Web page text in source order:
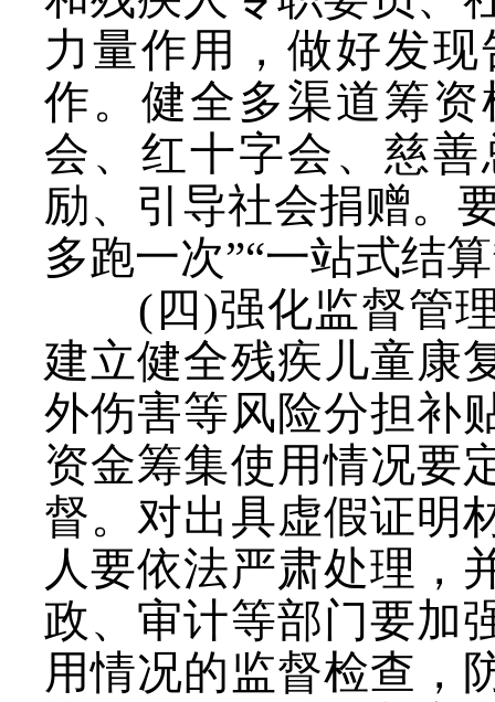
力量作用，做好发
作。健全多渠道筹
会、红十字会、慈
励、引导社会捐赠。
多跑一次”“一站式结
(四)强化监督管
建立健全残疾儿童康
外伤害等风险分担补
资金筹集使用情况要
督。对出具虚假证明
人要依法严肃处理，
政、审计等部门要加
用情况的监督检查，